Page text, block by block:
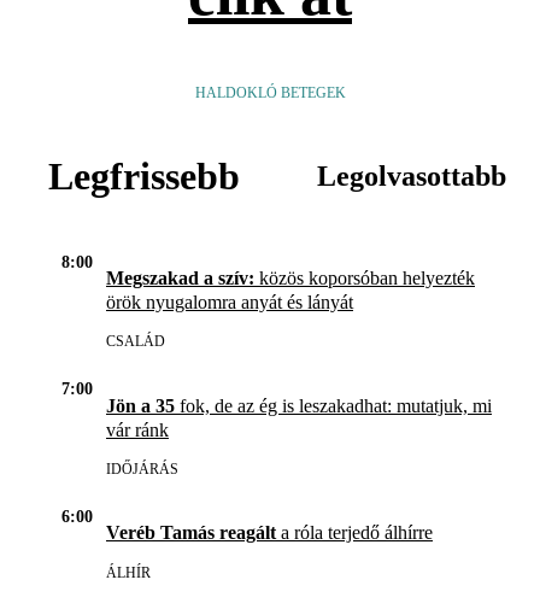
HALDOKLÓ BETEGEK
Legfrissebb Legolvasottabb
8:00
Megszakad a szív: közös koporsóban helyezték
örök nyugalomra anyát és lányát
CSALÁD
7:00
Jön a 35 fok, de az ég is leszakadhat: mutatjuk, mi
vár ránk
IDŐJÁRÁS
6:00
Veréb Tamás reagált a róla terjedő álhírre
ÁLHÍR